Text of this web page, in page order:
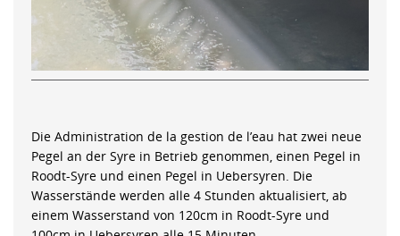
Die Administration de la gestion de l’eau hat zwei neue
Pegel an der Syre in Betrieb genommen, einen Pegel in
Roodt-Syre und einen Pegel in Uebersyren. Die
Wasserstände werden alle 4 Stunden aktualisiert, ab
einem Wasserstand von 120cm in Roodt-Syre und